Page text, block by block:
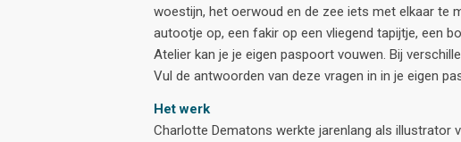
woestijn, het oerwoud en de zee iets met elkaar te
autootje op, een fakir op een vliegend tapijtje, een
Atelier kan je je eigen paspoort vouwen. Bij
Vul de antwoorden van deze vragen in in je eigen
Het werk
Charlotte Dematons werkte jarenlang als